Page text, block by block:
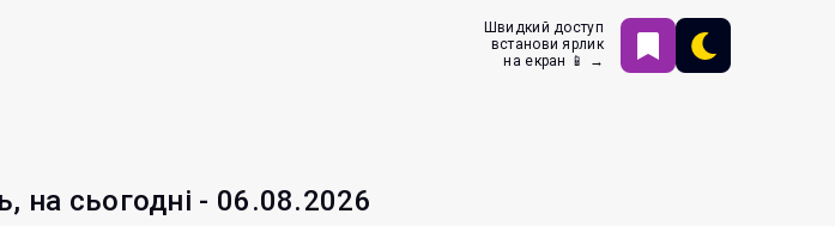
Швидкий доступ
встанови ярлик
на екран 📱 →
на сьогодні - 06.08.2026